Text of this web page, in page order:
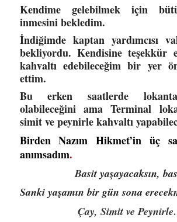
Kendime gelebilmek için
inmesini bekledim.
İndiğimde kaptan yardımcısı
bekliyordu. Kendisine teşekkür
kahvaltı edebileceğim bir yer
ettim.
Bu erken saatlerde
olabileceğini ama Terminal
simit ve peynirle kahvaltı
Birden Nazım Hikmet’in üç
anımsadım.
Basit yaşayacaksın,
Sanki yaşamın bir gün sona
Çay, Simit ve